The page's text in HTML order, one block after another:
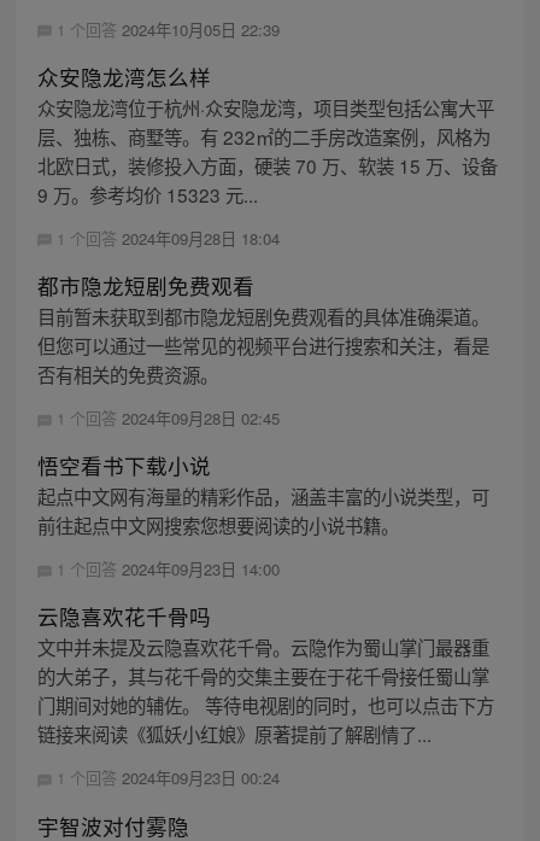
1 个回答 2024年10月05日 22:39
众安隐龙湾怎么样
众安隐龙湾位于杭州·众安隐龙湾，项目类型包括公寓大平
层、独栋、商墅等。有 232㎡的二手房改造案例，风格为
北欧日式，装修投入方面，硬装 70 万、软装 15 万、设备
9 万。参考均价 15323 元...
1 个回答 2024年09月28日 18:04
都市隐龙短剧免费观看
目前暂未获取到都市隐龙短剧免费观看的具体准确渠道。
但您可以通过一些常见的视频平台进行搜索和关注，看是
否有相关的免费资源。
1 个回答 2024年09月28日 02:45
悟空看书下载小说
起点中文网有海量的精彩作品，涵盖丰富的小说类型，可
前往起点中文网搜索您想要阅读的小说书籍。
1 个回答 2024年09月23日 14:00
云隐喜欢花千骨吗
文中并未提及云隐喜欢花千骨。云隐作为蜀山掌门最器重
的大弟子，其与花千骨的交集主要在于花千骨接任蜀山掌
门期间对她的辅佐。 等待电视剧的同时，也可以点击下方
链接来阅读《狐妖小红娘》原著提前了解剧情了...
1 个回答 2024年09月23日 00:24
宇智波对付雾隐